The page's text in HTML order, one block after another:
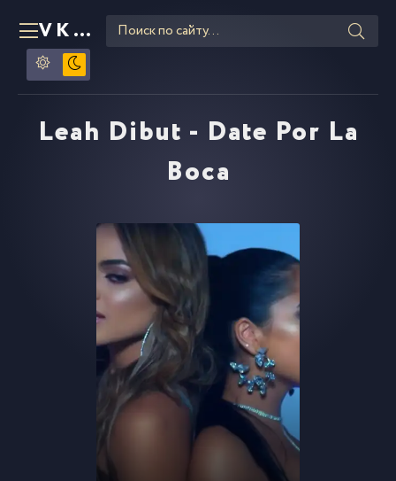
VKLIPE RU
Leah Dibut - Date Por La
Boca